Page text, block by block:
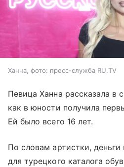
Ханна, фото: пресс-служба RU.TV
Певица Ханна рассказала в
как в юности получила
Ей было всего 16 лет.
По словам артистки,
для турецкого каталога